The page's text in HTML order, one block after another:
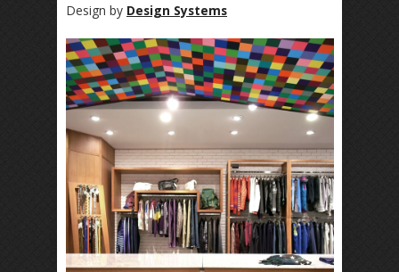
Design by Design Systems